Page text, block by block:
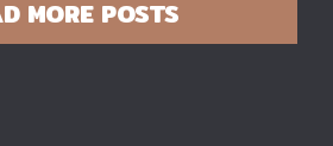
MORE POSTS